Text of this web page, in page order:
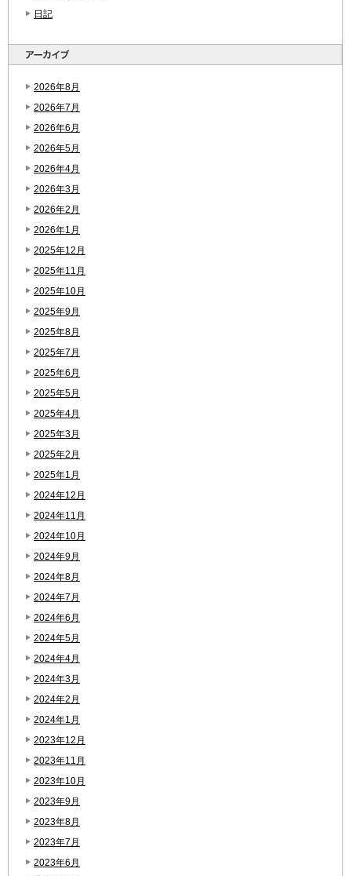
日記
2026年8月
2026年7月
2026年6月
2026年5月
2026年4月
2026年3月
2026年2月
2026年1月
2025年12月
2025年11月
2025年10月
2025年9月
2025年8月
2025年7月
2025年6月
2025年5月
2025年4月
2025年3月
2025年2月
2025年1月
2024年12月
2024年11月
2024年10月
2024年9月
2024年8月
2024年7月
2024年6月
2024年5月
2024年4月
2024年3月
2024年2月
2024年1月
2023年12月
2023年11月
2023年10月
2023年9月
2023年8月
2023年7月
2023年6月